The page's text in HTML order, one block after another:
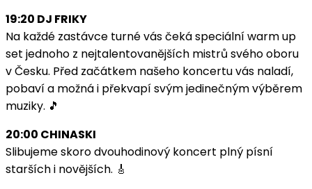
19:20 DJ FRIKY
Na každé zastávce turné vás čeká speciální warm up
set jednoho z nejtalentovanějších mistrů svého oboru
v Česku. Před začátkem našeho koncertu vás naladí,
pobaví a možná i překvapí svým jedinečným výběrem
muziky. 🎵
20:00 CHINASKI
Slibujeme skoro dvouhodinový koncert plný písní
starších i novějších. 🎸